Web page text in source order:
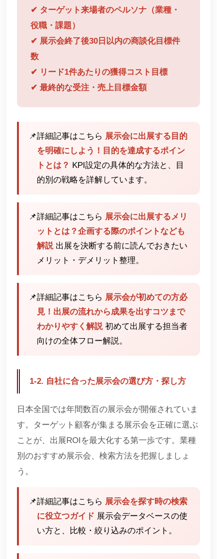
✔ ターゲット来場者のペルソナ（業種・
役職・課題）
✔ 展示会終了後30日以内の商談化目標件
数
✔ リード1件あたりの獲得コスト目標
✔ 最終的な受注・売上目標金額
📌詳細記事はこちら 展示会に出展する目的
を明確にしよう！目的を達成するポイン
トとは？
KPI設定の具体的な方法と、目
的別の戦略を詳解しています。
📌詳細記事はこちら 展示会に出展するメリ
ットとは？企画する際のポイントなども
解説 出展を決断する前に読んでおきたい
メリット・デメリット整理。
📌詳細記事はこちら 展示会が初めての方必
見！出展の流れから成果を出すコツまで
わかりやすく解説 初めて出展する担当者
向けの全体フロー解説。
1-2. 自社に合った展示会の選び方・探し方
日本全国では年間数百の展示会が開催されていま
す。ターゲット顧客が集まる展示会を正確に選ぶ
ことが、出展ROIを最大化する第一歩です。業種
別のおすすめ展示会、検索方法を把握しましょ
う。
📌詳細記事はこちら 展示会を探す時の検索
に役立つガイド 展示会データベースの使
い方と、比較・絞り込みのポイント。